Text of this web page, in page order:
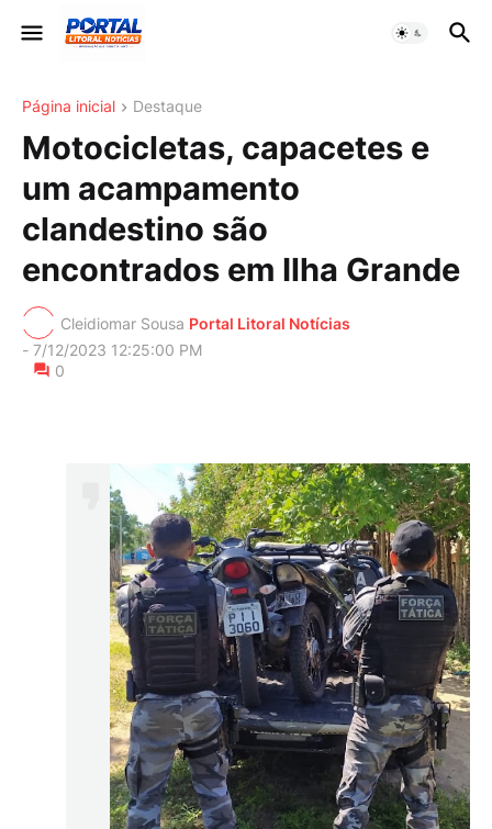
Página inicial Destaque
Motocicletas, capacetes e
um acampamento
clandestino são
encontrados em Ilha Grande
Cleidiomar Sousa Portal Litoral Notícias
- 7/12/2023 12:25:00 PM
0